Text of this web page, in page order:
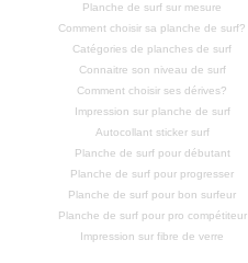
Planche de surf sur mesure
Comment choisir sa planche de surf?
Catégories de planches de surf
Connaitre son niveau de surf
Comment choisir ses dérives?
Impression sur planche de surf
Autocollant sticker surf
Planche de surf pour débutant
Planche de surf pour progresser
Planche de surf pour bon surfeur
Planche de surf pour pro compétiteur
Impression sur fibre de verre